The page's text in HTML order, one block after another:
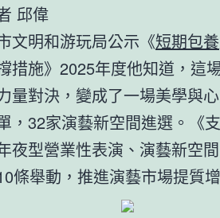
邱偉
文明和游玩局公示《短期包養
措施》2025年度他知道，這
量對決，變成了一場美學與
，32家演藝新空間進選。《
夜型營業性表演、演藝新空
條舉動，推進演藝市場提質